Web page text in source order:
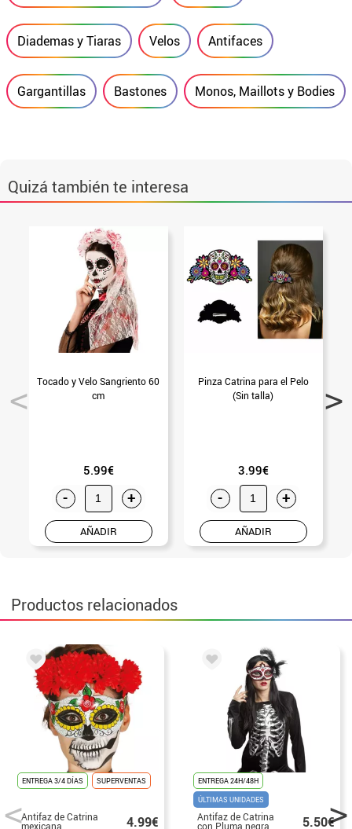
Diademas y Tiaras Velos Antifaces
Gargantillas Bastones Monos, Maillots y Bodies
Quizá también te interesa
Tocado y Velo Sangriento 60
cm
5.99€
- +
AÑADIR
Pinza Catrina para el Pelo
(Sin talla)
3.99€
- +
AÑADIR
Productos relacionados
ENTREGA 3/4 DÍAS SUPERVENTAS
Antifaz de Catrina
mexicana 4.99€
ENTREGA 24H/48H
ÚLTIMAS UNIDADES
Antifaz de Catrina
con Pluma negra 5.50€